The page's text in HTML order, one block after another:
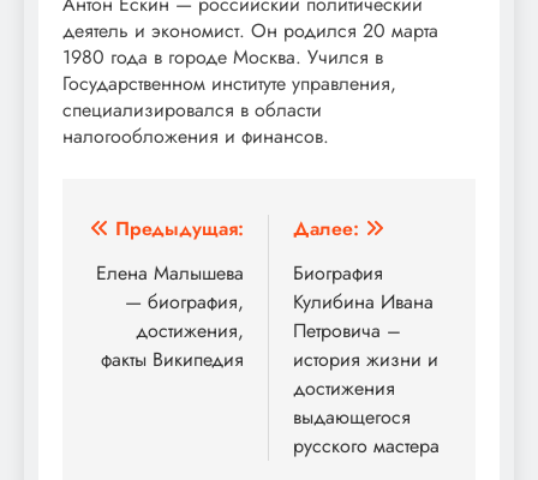
деятель и экономист. Он родился 20 марта
1980 года в городе Москва. Учился в
Государственном институте управления,
специализировался в области
налогообложения и финансов.
Навигация
по
записям
Предыдущая:
Елена Малышева
— биография,
достижения,
факты Википедия
Далее:
Биография
Кулибина Ивана
Петровича –
история жизни и
достижения
выдающегося
русского мастера